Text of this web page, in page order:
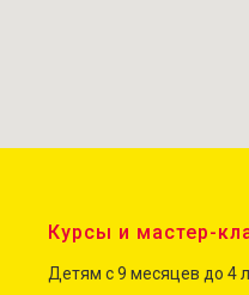
Курсы и мастер-
Детям с 9 месяцев до 4